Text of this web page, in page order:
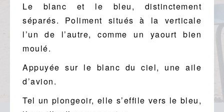
Le blanc et le bleu, distinctement
séparés. Poliment situés à la verticale
l’un de l’autre, comme un yaourt bien
moulé.
Appuyée sur le blanc du ciel, une aile
d’avion.
Tel un plongeoir, elle s’effile vers le bleu,